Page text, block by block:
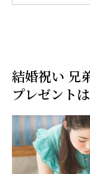
結婚祝い 兄
プレゼント